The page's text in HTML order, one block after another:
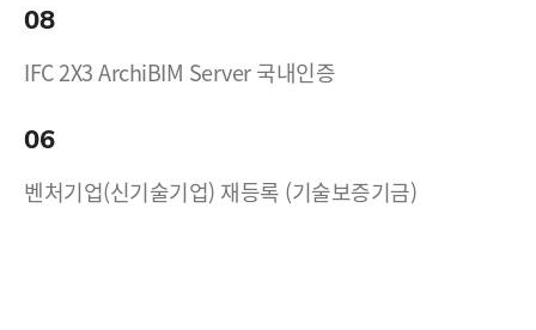
08
IFC 2X3 ArchiBIM Server 국내인증
06
벤처기업(신기술기업) 재등록 (기술보증기금)